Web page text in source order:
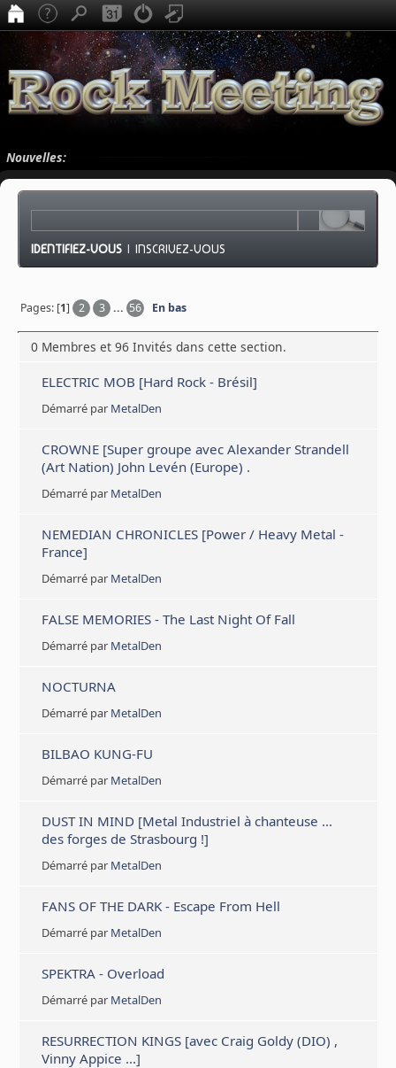
Nouvelles:
IDENTIFIEZ-VOUS |INSCRIVEZ-VOUS
Pages: [1] 2 3 ... 56 En bas
0 Membres et 96 Invités dans cette section.
ELECTRIC MOB [Hard Rock - Brésil]
Démarré par MetalDen
CROWNE [Super groupe avec Alexander Strandell
(Art Nation) John Levén (Europe) .
Démarré par MetalDen
NEMEDIAN CHRONICLES [Power / Heavy Metal -
France]
Démarré par MetalDen
FALSE MEMORIES - The Last Night Of Fall
Démarré par MetalDen
NOCTURNA
Démarré par MetalDen
BILBAO KUNG-FU
Démarré par MetalDen
DUST IN MIND [Metal Industriel à chanteuse ...
des forges de Strasbourg !]
Démarré par MetalDen
FANS OF THE DARK - Escape From Hell
Démarré par MetalDen
SPEKTRA - Overload
Démarré par MetalDen
RESURRECTION KINGS [avec Craig Goldy (DIO) ,
Vinny Appice ...]